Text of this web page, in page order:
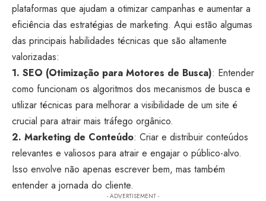
plataformas que ajudam a otimizar campanhas e aumentar a
eficiência das estratégias de marketing. Aqui estão algumas
das principais habilidades técnicas que são altamente
valorizadas:
1. SEO (Otimização para Motores de Busca): Entender
como funcionam os algoritmos dos mecanismos de busca e
utilizar técnicas para melhorar a visibilidade de um site é
crucial para atrair mais tráfego orgânico.
2. Marketing de Conteúdo: Criar e distribuir conteúdos
relevantes e valiosos para atrair e engajar o público-alvo.
Isso envolve não apenas escrever bem, mas também
entender a jornada do cliente.
- ADVERTISEMENT -